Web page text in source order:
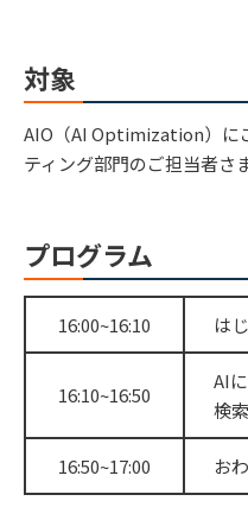
対象
AIO（AI Optimization）に
ティング部門のご担当者さ
プログラム
16:00~16:10 は
16:10~16:50
AI
検
16:50~17:00 お